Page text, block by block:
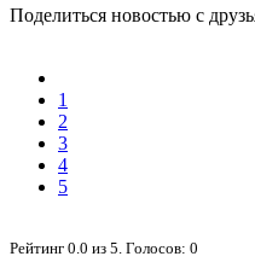
Поделиться новостью с
1
2
3
4
5
Рейтинг 0.0 из 5 . Голосов: 0